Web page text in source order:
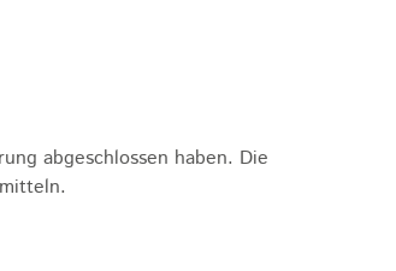
abgeschlossen haben. Die